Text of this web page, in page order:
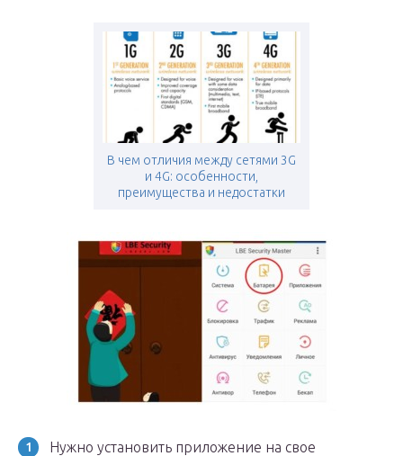
В чем отличия между сетями 3G
и 4G: особенности,
преимущества и недостатки
Нужно установить приложение на свое